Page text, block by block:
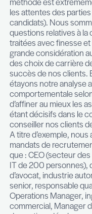
développement
en profils
Nous opérons
exclusifs via un
: approche
données. Les
stratégie choisie,
meilleurs
totale discrétion
nécessitant une
méthode est
les attentes des
candidats). Nous
questions
traitées avec
grande
des choix de